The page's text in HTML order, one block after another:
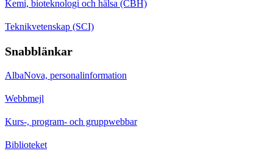
Kemi, bioteknologi och hälsa (CBH)
Teknikvetenskap (SCI)
Snabblänkar
AlbaNova, personalinformation
Webbmejl
Kurs-, program- och gruppwebbar
Biblioteket